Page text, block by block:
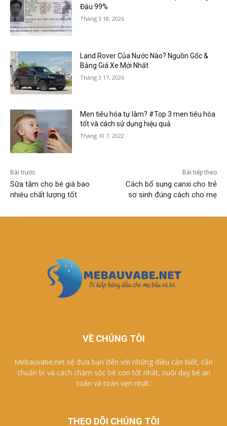
Đậu 99%
Tháng 3 18, 2026
Land Rover Của Nước Nào? Nguồn Gốc &
Bảng Giá Xe Mới Nhất
Tháng 3 17, 2026
Men tiêu hóa tự làm? #Top 3 men tiêu hóa
tốt và cách sử dụng hiệu quả
Tháng 10 7, 2022
Bài trước
Sữa tắm cho bé giá bao
nhiêu chất lượng tốt
Bài tiếp theo
Cách bổ sung canxi cho trẻ
sơ sinh đúng cách cho mẹ
VỀ CHÚNG TÔI
Mebauvabe.net sẽ đưa bạn đến với những điều cần biết, cần
chuẩn bị và cách chăm sóc bé con tốt nhất, nuôi dạy bé an
toàn và toàn vẹn nhất.
THEO DÕI CHÚNG TÔI